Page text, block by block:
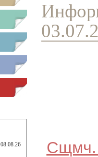
08.08.26
Сщмч.